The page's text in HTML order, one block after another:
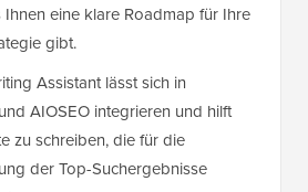
Ihnen eine klare Roadmap für Ihre
gibt.
Assistant lässt sich in
AIOSEO integrieren und hilft
zu schreiben, die für die
der Top-Suchergebnisse